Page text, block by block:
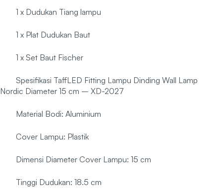
1 x Dudukan Tiang lampu
1 x Plat Dudukan Baut
1 x Set Baut Fischer
Spesifikasi TaffLED Fitting Lampu Dinding Wall Lamp
Nordic Diameter 15 cm – XD-2027
Material Bodi: Aluminium
Cover Lampu: Plastik
Dimensi Diameter Cover Lampu: 15 cm
Tinggi Dudukan: 18.5 cm